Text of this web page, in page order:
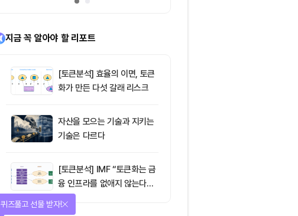
지금 꼭 알아야 할 리포트
[토큰분석] 효율의 이면, 토큰
화가 만든 다섯 갈래 리스크
자산을 모으는 기술과 지키는
기술은 다르다
[토큰분석] IMF “토큰화는 금
융 인프라를 없애지 않는다…
‘하이브리드 FMI’로 재편할
매일 미션을 완료하고 보상을 획득!